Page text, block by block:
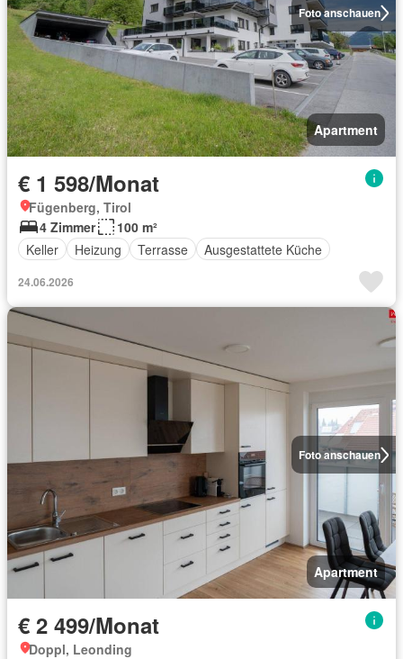
Foto anschauen
Apartment
€ 1 598/Monat
Fügenberg, Tirol
4 Zimmer
100 m²
Keller
Heizung Terrasse Ausgestattete Küche
24.06.2026
Foto anschauen
Apartment
€ 2 499/Monat
Doppl, Leonding